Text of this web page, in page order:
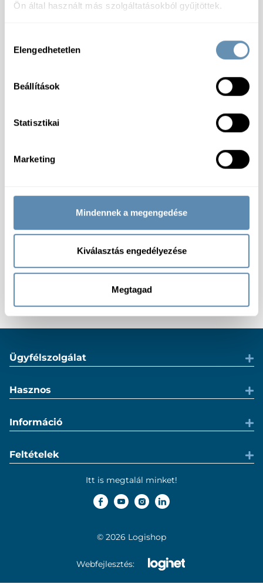
Ön által használt más szolgáltatásokból gyűjtöttek.
kiválasztása
Elengedhetetlen
Beállítások
Statisztikai
Marketing
Mindennek a megengedése
Kiválasztás engedélyezése
Megtagad
Ügyfélszolgálat
Hasznos
Információ
Feltételek
Itt is megtalál minket!
© 2026 Logishop
Webfejlesztés: